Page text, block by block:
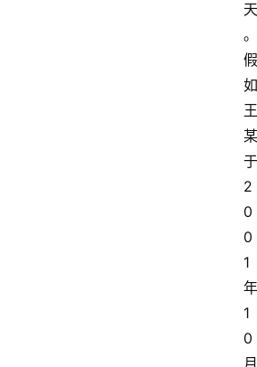
天
。
假
如
王
某
于
2
0
0
1
年
1
0
月